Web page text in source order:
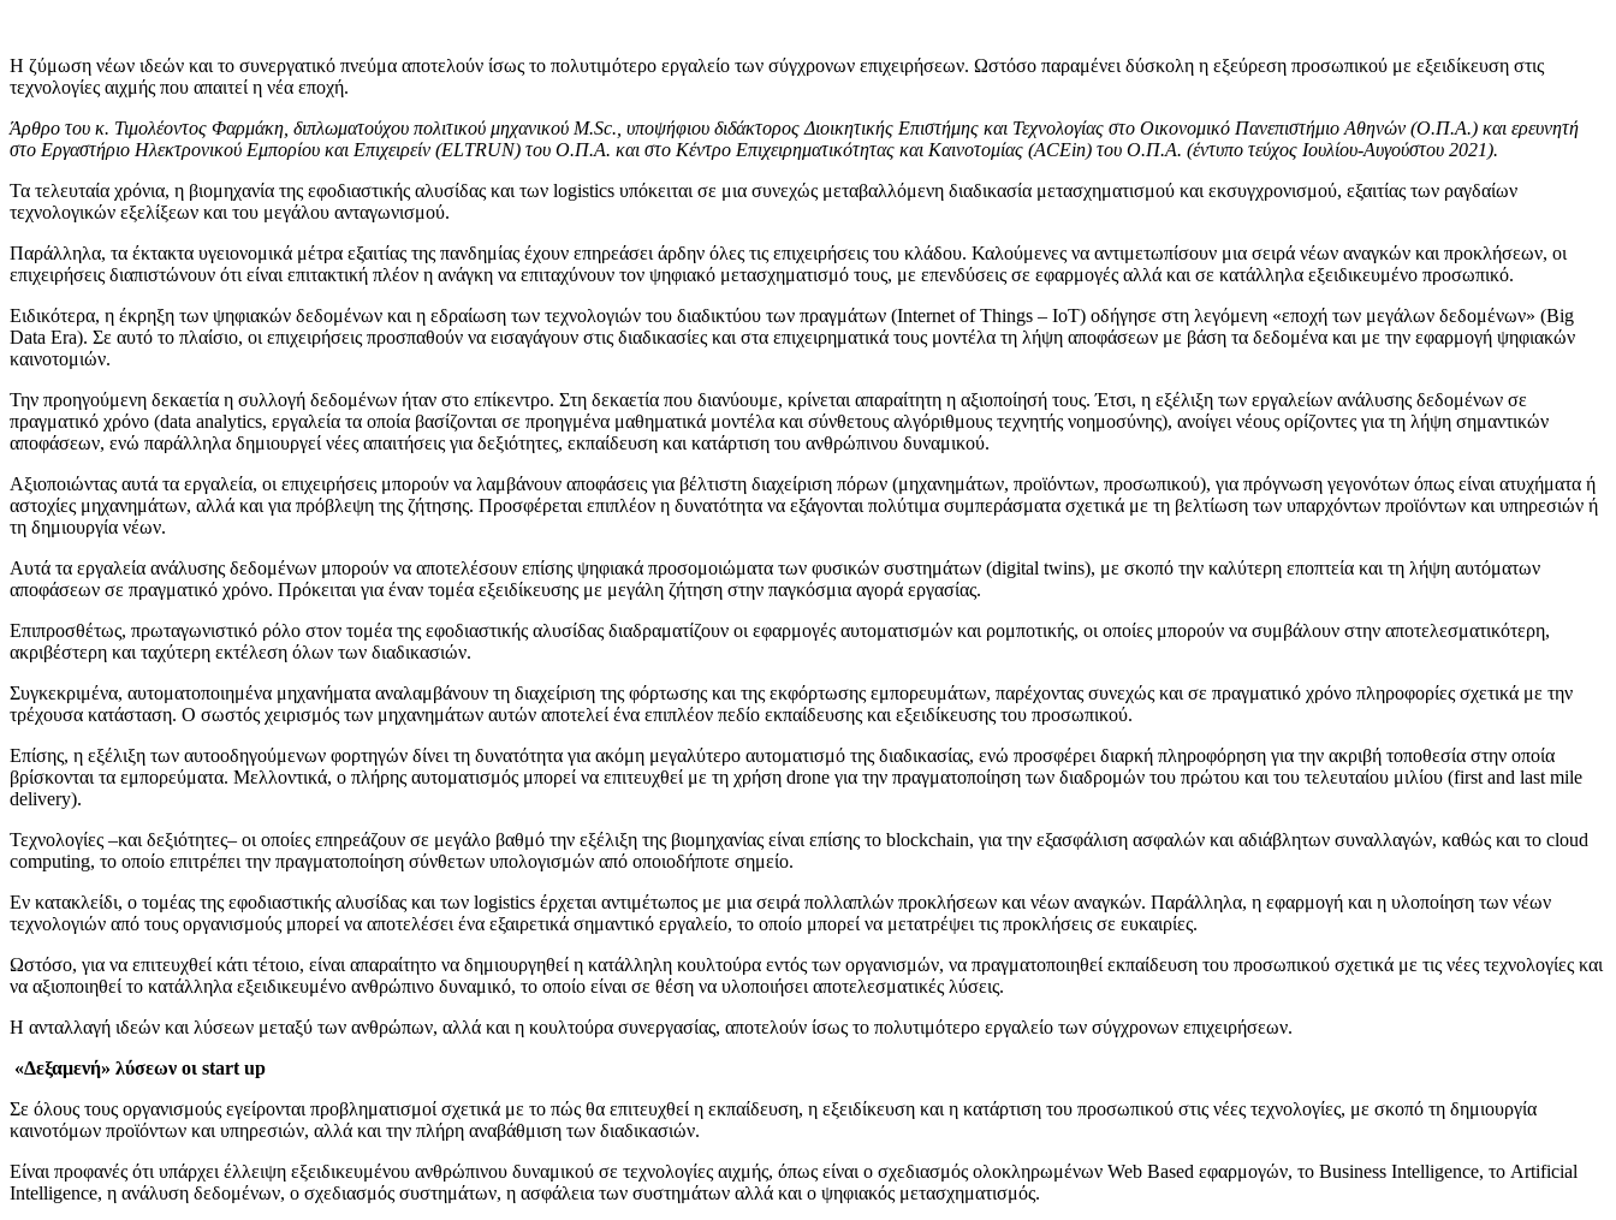
Η ζύμωση νέων ιδεών και το συνεργατικό πνεύμα αποτελούν ίσως το πολυτιμότερο εργαλείο των σύγχρονων επιχειρήσεων. Ωστόσο παραμένει δύσκολη η εξεύρεση προσωπικού με εξειδίκευση στις
τεχνολογίες αιχμής που απαιτεί η νέα εποχή.
Άρθρο του κ. Τιμολέοντος Φαρμάκη, διπλωματούχου πολιτικού μηχανικού M.Sc., υποψήφιου διδάκτορος Διοικητικής Επιστήμης και Τεχνολογίας στο Οικονομικό Πανεπιστήμιο Αθηνών (Ο.Π.Α.) και ερευνητή
στο Εργαστήριο Ηλεκτρονικού Εμπορίου και Επιχειρείν (ELTRUN) του Ο.Π.Α. και στο Κέντρο Επιχειρηματικότητας και Καινοτομίας (ACEin) του Ο.Π.Α. (έντυπο τεύχος Ιουλίου-Αυγούστου 2021).
Τα τελευταία χρόνια, η βιομηχανία της εφοδιαστικής αλυσίδας και των logistics υπόκειται σε μια συνεχώς μεταβαλλόμενη διαδικασία μετασχηματισμού και εκσυγχρονισμού, εξαιτίας των ραγδαίων
τεχνολογικών εξελίξεων και του μεγάλου ανταγωνισμού.
Παράλληλα, τα έκτακτα υγειονομικά μέτρα εξαιτίας της πανδημίας έχουν επηρεάσει άρδην όλες τις επιχειρήσεις του κλάδου. Καλούμενες να αντιμετωπίσουν μια σειρά νέων αναγκών και προκλήσεων, οι
επιχειρήσεις διαπιστώνουν ότι είναι επιτακτική πλέον η ανάγκη να επιταχύνουν τον ψηφιακό μετασχηματισμό τους, με επενδύσεις σε εφαρμογές αλλά και σε κατάλληλα εξειδικευμένο προσωπικό.
Ειδικότερα, η έκρηξη των ψηφιακών δεδομένων και η εδραίωση των τεχνολογιών του διαδικτύου των πραγμάτων (Internet of Things – ΙοΤ) οδήγησε στη λεγόμενη «εποχή των μεγάλων δεδομένων» (Big
Data Era). Σε αυτό το πλαίσιο, οι επιχειρήσεις προσπαθούν να εισαγάγουν στις διαδικασίες και στα επιχειρηματικά τους μοντέλα τη λήψη αποφάσεων με βάση τα δεδομένα και με την εφαρμογή ψηφιακών
καινοτομιών.
Την προηγούμενη δεκαετία η συλλογή δεδομένων ήταν στο επίκεντρο. Στη δεκαετία που διανύουμε, κρίνεται απαραίτητη η αξιοποίησή τους. Έτσι, η εξέλιξη των εργαλείων ανάλυσης δεδομένων σε
πραγματικό χρόνο (data analytics, εργαλεία τα οποία βασίζονται σε προηγμένα μαθηματικά μοντέλα και σύνθετους αλγόριθμους τεχνητής νοημοσύνης), ανοίγει νέους ορίζοντες για τη λήψη σημαντικών
αποφάσεων, ενώ παράλληλα δημιουργεί νέες απαιτήσεις για δεξιότητες, εκπαίδευση και κατάρτιση του ανθρώπινου δυναμικού.
Αξιοποιώντας αυτά τα εργαλεία, οι επιχειρήσεις μπορούν να λαμβάνουν αποφάσεις για βέλτιστη διαχείριση πόρων (μηχανημάτων, προϊόντων, προσωπικού), για πρόγνωση γεγονότων όπως είναι ατυχήματα ή
αστοχίες μηχανημάτων, αλλά και για πρόβλεψη της ζήτησης. Προσφέρεται επιπλέον η δυνατότητα να εξάγονται πολύτιμα συμπεράσματα σχετικά με τη βελτίωση των υπαρχόντων προϊόντων και υπηρεσιών ή
τη δημιουργία νέων.
Αυτά τα εργαλεία ανάλυσης δεδομένων μπορούν να αποτελέσουν επίσης ψηφιακά προσομοιώματα των φυσικών συστημάτων (digital twins), με σκοπό την καλύτερη εποπτεία και τη λήψη αυτόματων
αποφάσεων σε πραγματικό χρόνο. Πρόκειται για έναν τομέα εξειδίκευσης με μεγάλη ζήτηση στην παγκόσμια αγορά εργασίας.
Επιπροσθέτως, πρωταγωνιστικό ρόλο στον τομέα της εφοδιαστικής αλυσίδας διαδραματίζουν οι εφαρμογές αυτοματισμών και ρομποτικής, οι οποίες μπορούν να συμβάλουν στην αποτελεσματικότερη,
ακριβέστερη και ταχύτερη εκτέλεση όλων των διαδικασιών.
Συγκεκριμένα, αυτοματοποιημένα μηχανήματα αναλαμβάνουν τη διαχείριση της φόρτωσης και της εκφόρτωσης εμπορευμάτων, παρέχοντας συνεχώς και σε πραγματικό χρόνο πληροφορίες σχετικά με την
τρέχουσα κατάσταση. Ο σωστός χειρισμός των μηχανημάτων αυτών αποτελεί ένα επιπλέον πεδίο εκπαίδευσης και εξειδίκευσης του προσωπικού.
Επίσης, η εξέλιξη των αυτοοδηγούμενων φορτηγών δίνει τη δυνατότητα για ακόμη μεγαλύτερο αυτοματισμό της διαδικασίας, ενώ προσφέρει διαρκή πληροφόρηση για την ακριβή τοποθεσία στην οποία
βρίσκονται τα εμπορεύματα. Μελλοντικά, ο πλήρης αυτοματισμός μπορεί να επιτευχθεί με τη χρήση drone για την πραγματοποίηση των διαδρομών του πρώτου και του τελευταίου μιλίου (first and last mile
delivery).
Τεχνολογίες –και δεξιότητες– οι οποίες επηρεάζουν σε μεγάλο βαθμό την εξέλιξη της βιομηχανίας είναι επίσης το blockchain, για την εξασφάλιση ασφαλών και αδιάβλητων συναλλαγών, καθώς και τo cloud
computing, το οποίο επιτρέπει την πραγματοποίηση σύνθετων υπολογισμών από οποιοδήποτε σημείο.
Εν κατακλείδι, ο τομέας της εφοδιαστικής αλυσίδας και των logistics έρχεται αντιμέτωπος με μια σειρά πολλαπλών προκλήσεων και νέων αναγκών. Παράλληλα, η εφαρμογή και η υλοποίηση των νέων
τεχνολογιών από τους οργανισμούς μπορεί να αποτελέσει ένα εξαιρετικά σημαντικό εργαλείο, το οποίο μπορεί να μετατρέψει τις προκλήσεις σε ευκαιρίες.
Ωστόσο, για να επιτευχθεί κάτι τέτοιο, είναι απαραίτητο να δημιουργηθεί η κατάλληλη κουλτούρα εντός των οργανισμών, να πραγματοποιηθεί εκπαίδευση του προσωπικού σχετικά με τις νέες τεχνολογίες και
να αξιοποιηθεί το κατάλληλα εξειδικευμένο ανθρώπινο δυναμικό, το οποίο είναι σε θέση να υλοποιήσει αποτελεσματικές λύσεις.
Η ανταλλαγή ιδεών και λύσεων μεταξύ των ανθρώπων, αλλά και η κουλτούρα συνεργασίας, αποτελούν ίσως το πολυτιμότερο εργαλείο των σύγχρονων επιχειρήσεων.
«Δεξαμενή» λύσεων οι start up
Σε όλους τους οργανισμούς εγείρονται προβληματισμοί σχετικά με το πώς θα επιτευχθεί η εκπαίδευση, η εξειδίκευση και η κατάρτιση του προσωπικού στις νέες τεχνολογίες, με σκοπό τη δημιουργία
καινοτόμων προϊόντων και υπηρεσιών, αλλά και την πλήρη αναβάθμιση των διαδικασιών.
Είναι προφανές ότι υπάρχει έλλειψη εξειδικευμένου ανθρώπινου δυναμικού σε τεχνολογίες αιχμής, όπως είναι ο σχεδιασμός ολοκληρωμένων Web Based εφαρμογών, το Business Intelligence, το Artificial
Intelligence, η ανάλυση δεδομένων, ο σχεδιασμός συστημάτων, η ασφάλεια των συστημάτων αλλά και ο ψηφιακός μετασχηματισμός.